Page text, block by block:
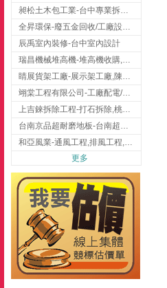
昶松土木包工業-台中專業拆除工程/挖土機出租
全昇環保-廢五金回收/工廠設備收購/機械設備回收/高價收購廠房設備
辰禹室內裝修-台中室內設計
瑞昌機械堆高機-堆高機收購,新北市堆高機,桃園堆高機
睛展貨架工廠-展示架工廠,陳列架,台中展示架工廠
翊棠工程有限公司-工廠配電/高雄消防機電公司
上吉錸拆除工程-打石拆除,桃園打石拆除,桃園拆除工程
台南京品超耐磨地板-台南超耐磨地板
和亞風業-通風工程,排風工程,彰化通風工程,彰化排風工程
更多